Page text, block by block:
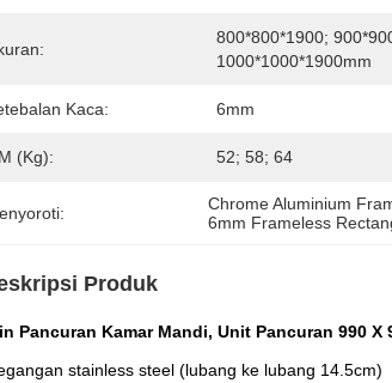
800*800*1900;
1000*1000*1900mm
Kaca: 6mm
(kg): 52; 58; 64
Chrome Aluminium
6mm Frameless
Produk
Pancuran Kamar Mandi, Unit Pancuran 990 X
stainless steel (lubang ke lubang 14.5cm)